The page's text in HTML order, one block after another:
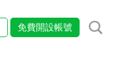
免費開設帳號